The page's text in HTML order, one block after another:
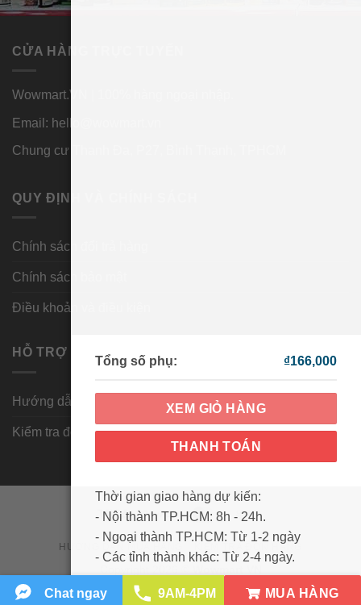
Tổng số phụ: ₫166,000
XEM GIỎ HÀNG
THANH TOÁN
Thời gian giao hàng dự kiến:
- Nội thành TP.HCM: 8h - 24h.
- Ngoại thành TP.HCM: Từ 1-2 ngày
- Các tỉnh thành khác: Từ 2-4 ngày.
CỬA HÀNG TRỰC TUYẾN
Wowmart.VN | 100% hàng ngoại nhập.
Email: hello@wowmart.vn
Chung cư Thanh Đa, P27, Bình Thạnh, TPHCM
QUY ĐỊNH VÀ CHÍNH SÁCH
Chính sách đổi trả hàng
Chính sách bảo mật
Điều khoản và điều kiện
HỖ TRỢ KHÁCH HÀNG
Hướng dẫn mua hàng
Kiểm tra đơn hàng
Visa PayPal MasterCard
On
Delivery
HƯỚNG DẪN MUA HÀNG KIỂM TRA ĐƠN HÀNG
Chat ngay 9AM-4PM MUA HÀNG